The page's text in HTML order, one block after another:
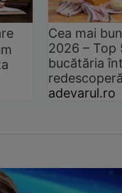
Cea mai
2026 –
bucătăria
adevarul.ro